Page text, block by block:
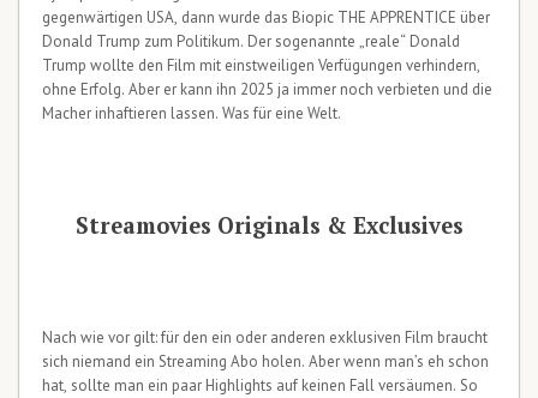
gegenwärtigen USA, dann wurde das Biopic THE APPRENTICE über
Donald Trump zum Politikum. Der sogenannte „reale“ Donald
Trump wollte den Film mit einstweiligen Verfügungen verhindern,
ohne Erfolg. Aber er kann ihn 2025 ja immer noch verbieten und die
Macher inhaftieren lassen. Was für eine Welt.
Streamovies Originals & Exclusives
Nach wie vor gilt: für den ein oder anderen exklusiven Film braucht
sich niemand ein Streaming Abo holen. Aber wenn man’s eh schon
hat, sollte man ein paar Highlights auf keinen Fall versäumen. So